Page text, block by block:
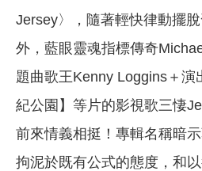
Jersey〉，隨著輕快律動擺
外，藍眼靈魂指標傳奇
題曲歌王Kenny Loggins＋演
紀公園】等片的影視歌三悽
前來情義相挺！專輯名稱暗
拘泥於既有公式的態度，和以